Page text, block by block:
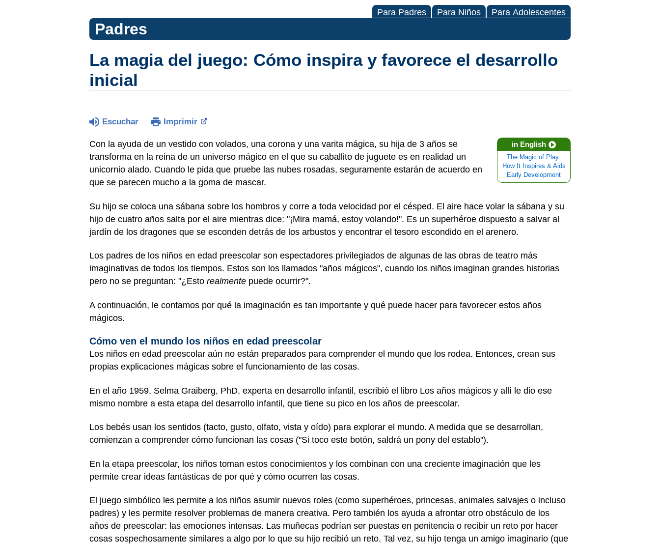
Para Padres Para Niños Para Adolescentes
Padres
La magia del juego: Cómo inspira y favorece el desarrollo
inicial
Escuchar Imprimir
in English
The Magic of Play:
How It Inspires & Aids
Early Development
Con la ayuda de un vestido con volados, una corona y una varita mágica, su hija de 3 años se
transforma en la reina de un universo mágico en el que su caballito de juguete es en realidad un
unicornio alado. Cuando le pida que pruebe las nubes rosadas, seguramente estarán de acuerdo en
que se parecen mucho a la goma de mascar.
Su hijo se coloca una sábana sobre los hombros y corre a toda velocidad por el césped. El aire hace volar la sábana y su
hijo de cuatro años salta por el aire mientras dice: "¡Mira mamá, estoy volando!". Es un superhéroe dispuesto a salvar al
jardín de los dragones que se esconden detrás de los arbustos y encontrar el tesoro escondido en el arenero.
Los padres de los niños en edad preescolar son espectadores privilegiados de algunas de las obras de teatro más
imaginativas de todos los tiempos. Estos son los llamados "años mágicos", cuando los niños imaginan grandes historias
pero no se preguntan: "¿Esto realmente puede ocurrir?".
A continuación, le contamos por qué la imaginación es tan importante y qué puede hacer para favorecer estos años
mágicos.
Cómo ven el mundo los niños en edad preescolar
Los niños en edad preescolar aún no están preparados para comprender el mundo que los rodea. Entonces, crean sus
propias explicaciones mágicas sobre el funcionamiento de las cosas.
En el año 1959, Selma Graiberg, PhD, experta en desarrollo infantil, escribió el libro Los años mágicos y allí le dio ese
mismo nombre a esta etapa del desarrollo infantil, que tiene su pico en los años de preescolar.
Los bebés usan los sentidos (tacto, gusto, olfato, vista y oído) para explorar el mundo. A medida que se desarrollan,
comienzan a comprender cómo funcionan las cosas ("Si toco este botón, saldrá un pony del establo").
En la etapa preescolar, los niños toman estos conocimientos y los combinan con una creciente imaginación que les
permite crear ideas fantásticas de por qué y cómo ocurren las cosas.
El juego simbólico les permite a los niños asumir nuevos roles (como superhéroes, princesas, animales salvajes o incluso
padres) y les permite resolver problemas de manera creativa. Pero también los ayuda a afrontar otro obstáculo de los
años de preescolar: las emociones intensas. Las muñecas podrían ser puestas en penitencia o recibir un reto por hacer
cosas sospechosamente similares a algo por lo que su hijo recibió un reto. Tal vez, su hijo tenga un amigo imaginario (que